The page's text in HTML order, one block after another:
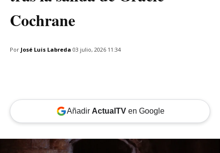
Cochrane
Por José Luis Labreda 03 julio, 2026 11:34
Añadir ActualTVen Google